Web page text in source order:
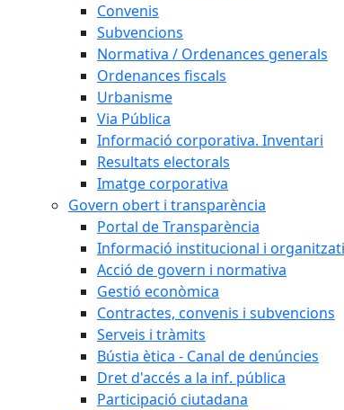
Convenis
Subvencions
Normativa / Ordenances generals
Ordenances fiscals
Urbanisme
Via Pública
Informació corporativa. Inventari
Resultats electorals
Imatge corporativa
Govern obert i transparència
Portal de Transparència
Informació institucional i
Acció de govern i normativa
Gestió econòmica
Contractes, convenis i subvencions
Serveis i tràmits
Bústia ètica - Canal de denúncies
Dret d'accés a la inf. pública
Participació ciutadana